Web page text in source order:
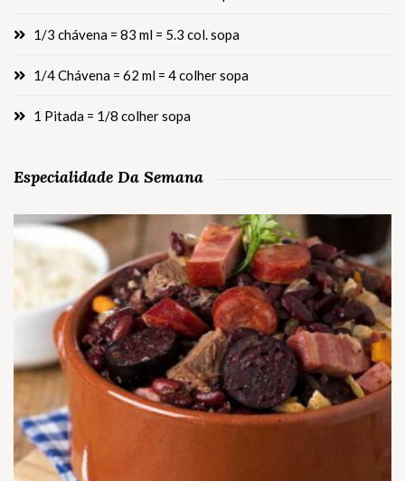
1/3 chávena = 83 ml = 5.3 col. sopa
1/4 Chávena = 62 ml = 4 colher sopa
1 Pitada = 1/8 colher sopa
Especialidade Da Semana